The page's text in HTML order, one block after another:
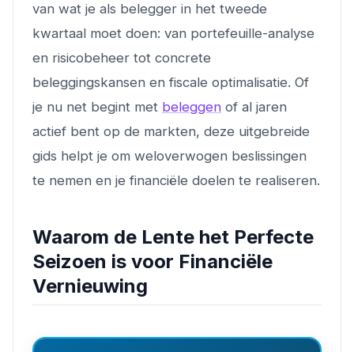
van wat je als belegger in het tweede
kwartaal moet doen: van portefeuille-analyse
en risicobeheer tot concrete
beleggingskansen en fiscale optimalisatie. Of
je nu net begint met beleggen of al jaren
actief bent op de markten, deze uitgebreide
gids helpt je om weloverwogen beslissingen
te nemen en je financiële doelen te realiseren.
Waarom de Lente het Perfecte
Seizoen is voor Financiële
Vernieuwing